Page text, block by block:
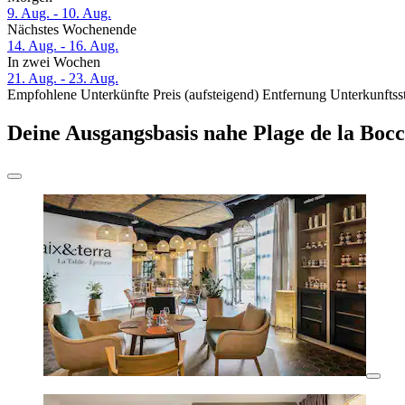
9. Aug. - 10. Aug.
Nächstes Wochenende
14. Aug. - 16. Aug.
In zwei Wochen
21. Aug. - 23. Aug.
Empfohlene Unterkünfte Preis (aufsteigend) Entfernung
Deine Ausgangsbasis nahe Plage de la